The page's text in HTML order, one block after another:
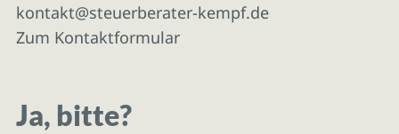
kontakt@steuerberater-kempf.de
Zum Kontaktformular
Ja, bitte?